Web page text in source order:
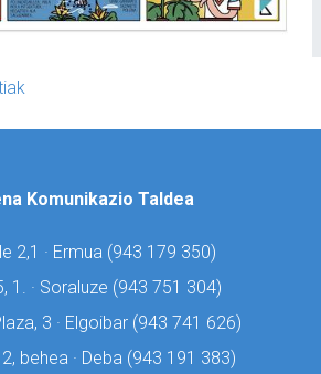
Komunikazio Taldea
2,1 · Ermua (943 179 350)
1. · Soraluze (943 751 304)
3 · Elgoibar (943 741 626)
behea · Deba (943 191 383)